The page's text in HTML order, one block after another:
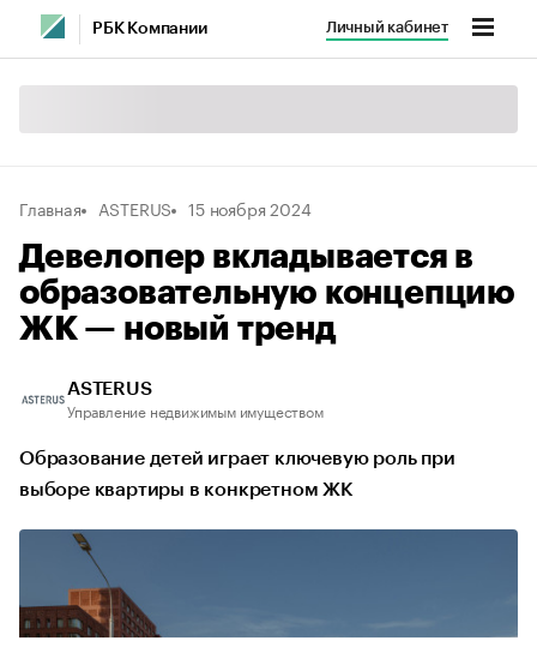
РБК Компании Личный кабинет
Главная ASTERUS 15 ноября 2024
Девелопер вкладывается в
образовательную концепцию
ЖК — новый тренд
ASTERUS
Управление недвижимым имуществом
Образование детей играет ключевую роль при
выборе квартиры в конкретном ЖК